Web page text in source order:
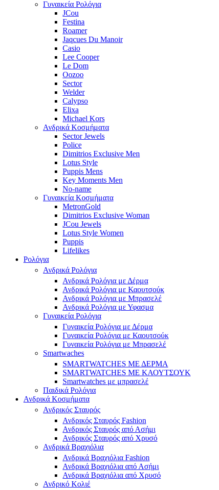
Γυναικεία Ρολόγια
JCou
Festina
Roamer
Jaqcues Du Manoir
Casio
Lee Cooper
Le Dom
Oozoo
Sector
Welder
Calypso
Elixa
Michael Kors
Ανδρικά Κοσμήματα
Sector Jewels
Police
Dimitrios Exclusive Men
Lotus Style
Puppis Mens
Key Moments Men
No-name
Γυναικεία Κοσμήματα
MetronGold
Dimitrios Exclusive Woman
JCou Jewels
Lotus Style Women
Puppis
Lifelikes
Ρολόγια
Ανδρικά Ρολόγια
Ανδρικά Ρολόγια με Δέρμα
Ανδρικά Ρολόγια με Καουτσούκ
Ανδρικά Ρολόγια με Μπρασελέ
Ανδρικά Ρολόγια με Υφασμα
Γυναικεία Ρολόγια
Γυναικεία Ρολόγια με Δέρμα
Γυναικεία Ρολόγια με Καουτσούκ
Γυναικεία Ρολόγια με Μπρασελέ
Smartwaches
SMARTWATCHES ΜΕ ΔΕΡΜΑ
SMARTWATCHES ΜΕ ΚΑΟΥΤΣΟΥΚ
Smartwatches με μπρασελέ
Παιδικά Ρολόγια
Ανδρικά Κοσμήματα
Ανδρικός Σταυρός
Ανδρικός Σταυρός Fashion
Ανδρικός Σταυρός από Ασήμι
Ανδρικός Σταυρός από Χρυσό
Ανδρικά Βραχιόλια
Ανδρικά Βραχιόλια Fashion
Ανδρικά Βραχιόλια από Ασήμι
Ανδρικά Βραχιόλια από Χρυσό
Ανδρικό Κολιέ